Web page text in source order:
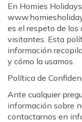
En Homies
es el respeto de los
visitantes. Esta
información
y cómo la usamos.
Política de
Ante cualquier
información sobre
contactarnos en